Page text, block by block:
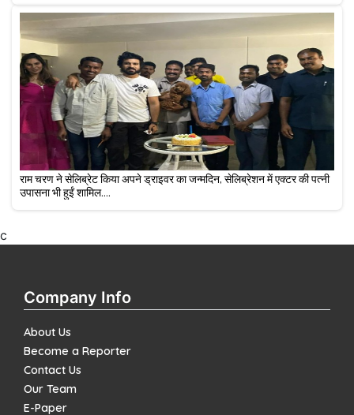
राम चरण ने सेलिब्रेट किया अपने ड्राइवर का जन्मदिन, सेलिब्रेशन में एक्टर की पत्नी
उपासना भी हुईं शामिल....
c
Company Info
About Us
Become a Reporter
Contact Us
Our Team
E-Paper